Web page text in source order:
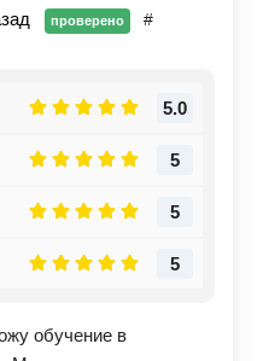
проверено #
5.0
5
5
5
обучение в